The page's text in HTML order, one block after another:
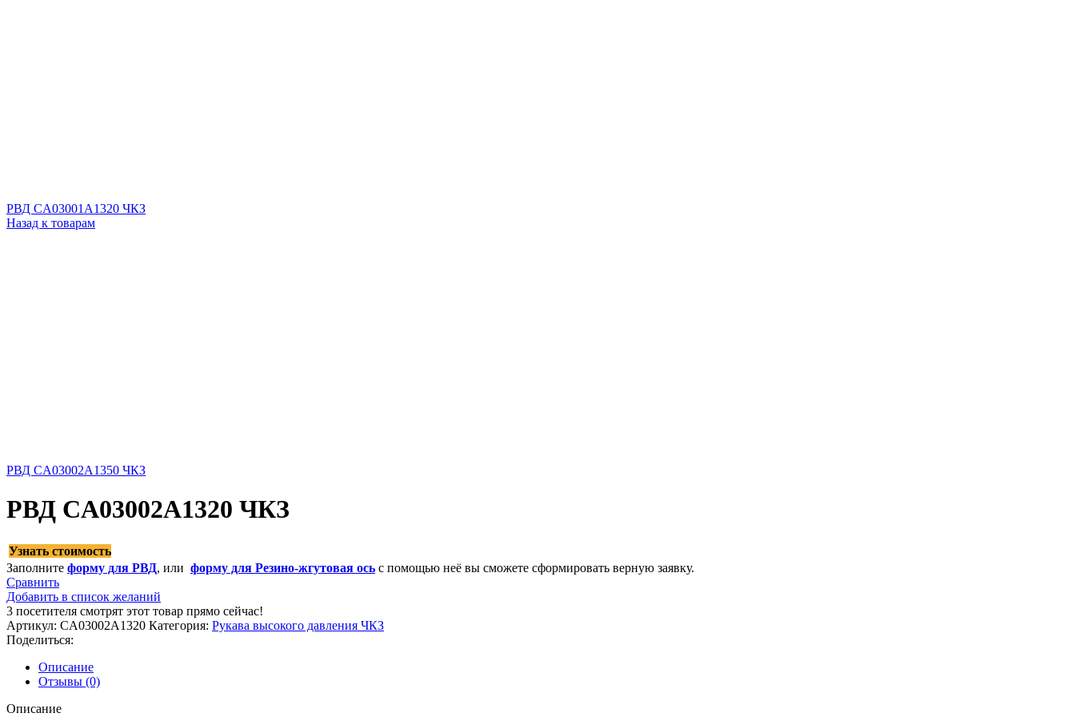
РВД CA03001A1320 ЧКЗ
Назад к товарам
РВД CA03002A1350 ЧКЗ
РВД CA03002A1320 ЧКЗ
Узнать стоимость
Заполните форму для РВД, или форму для Резино-жгутовая ось с помощью неё вы сможете сформировать верную заявку.
Сравнить
Добавить в список желаний
3 посетителя смотрят этот товар прямо сейчас!
Артикул: CA03002A1320 Категория: Рукава высокого давления ЧКЗ
Поделиться:
Описание
Отзывы (0)
Описание